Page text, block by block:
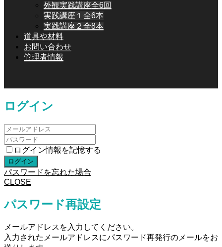
外観実践講座全6回
実践講座１全6本
実践講座２全8本
道具や材料
お問い合わせ
管理者情報
ログイン
ログイン情報を記憶する
パスワードを忘れた場合
CLOSE
パスワード再設定
メールアドレスを入力してください。
入力されたメールアドレスにパスワード再発行のメールをお